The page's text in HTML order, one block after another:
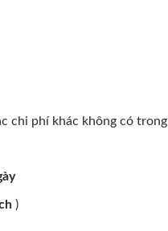
chi phí khác không có
)